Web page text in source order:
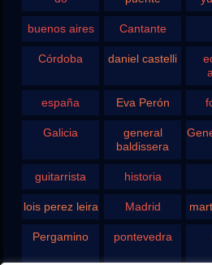
buenos aires Cantante
Córdoba daniel castelli
españa Eva Perón
Galicia
general
baldissera
guitarrista historia
lois perez leira Madrid
Pergamino pontevedra